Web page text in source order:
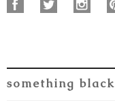
something black